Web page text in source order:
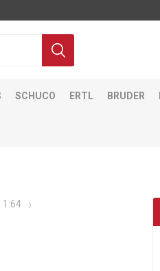
SCHUCO ERTL BRUDER
1:64